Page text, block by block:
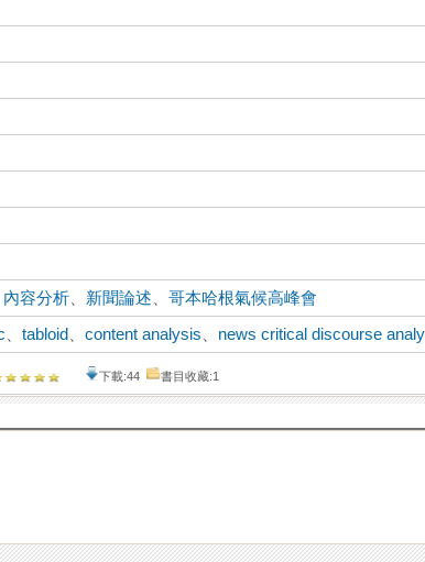
內容分析 新聞論述 、哥本哈根氣候高峰會
、tabloid 、content analysis news critical discourse
下載:44 書目收藏:1